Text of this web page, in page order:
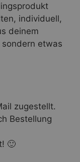
individuell,
deinem
etwas
zugestellt.
Bestellung
🙂